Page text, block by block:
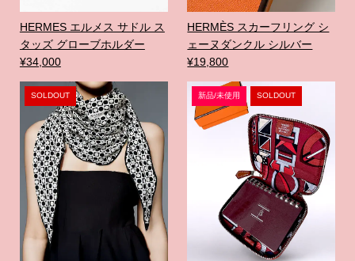
HERMES エルメス サドル ス
タッズ グローブホルダー
¥34,000
HERMÈS スカーフリング シ
ェーヌダンクル シルバー
¥19,800
SOLDOUT 新品/未使用 SOLDOUT